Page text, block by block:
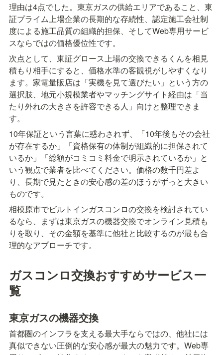
理由は4点でした。東京ガスの供給エリアであること、東
証プライム上場企業の長期的な存続性、認定施工会社制
度による施工品質の組織的担保、そしてWeb専用サービ
スならではの価格優位性です。
次点として、東証グロース上場の交換できるくんを相見
積もり相手にすると、価格水準の客観視がしやすくなり
ます。家電量販店は「実機を見て選びたい」という方の
選択肢、地元小規模業者やマッチングサイト経由は「当
たり外れの大きさを許容できる人」向けと整理できま
す。
10年保証という言葉に惑わされず、「10年後もその会社
が存在するか」「資格保有の体制が組織的に担保されて
いるか」「総額がコミコミ料金で明示されているか」と
いう観点で業者を比べてください。価格の数千円差よ
り、長期で見たときの安心感の差のほうがずっと大きい
ものです。
相模原市でビルトインガスコンロの交換を検討されてい
るなら、まずは東京ガスの機器交換でオンライン見積も
りを取り、その金額を基準に他社と比較するのが最も合
理的なアプローチです。
ガスコンロ交換おすすめサービス一
覧
東京ガスの機器交換
首都圏のインフラを支える最大手ならではの、他社には
真似できない圧倒的な安心感が最大の魅力です。Web専